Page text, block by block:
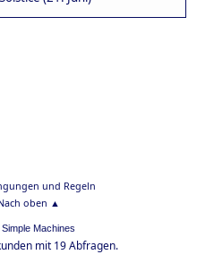
und Regeln
oben ▲
Simple Machines
mit 19 Abfragen.